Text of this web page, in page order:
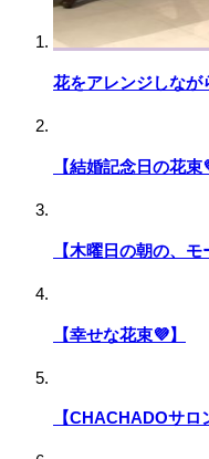
花をアレンジしな
【結婚記念日の花束
【木曜日の朝の、
【幸せな花束💜】
【CHACHADOサロ